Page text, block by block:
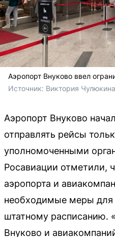
Аэропорт Внуково ввел
Источник: Виктория
Аэропорт Внуково
отправлять рейсы
уполномоченными
Росавиации отметили,
аэропорта и
необходимые меры для
штатному расписанию.
Внуково и